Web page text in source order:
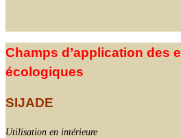
Champs d’application des
écologiques
SIJADE
Utilisation en intérieure